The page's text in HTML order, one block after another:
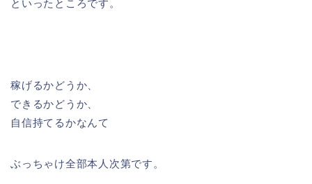
といったところです。
稼げるかどうか、
できるかどうか、
自信持てるかなんて
ぶっちゃけ全部本人次第です。